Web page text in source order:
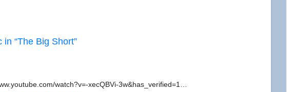
“The Big Short”
watch?v=-xecQBVi-3w&has_verified=1…